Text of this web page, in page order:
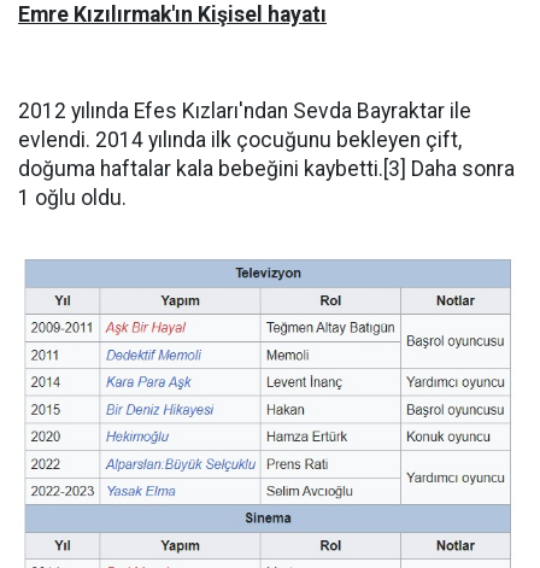
Emre Kızılırmak'ın Kişisel hayatı
2012 yılında Efes Kızları'ndan Sevda Bayraktar ile
evlendi. 2014 yılında ilk çocuğunu bekleyen çift,
doğuma haftalar kala bebeğini kaybetti.[3] Daha sonra
1 oğlu oldu.